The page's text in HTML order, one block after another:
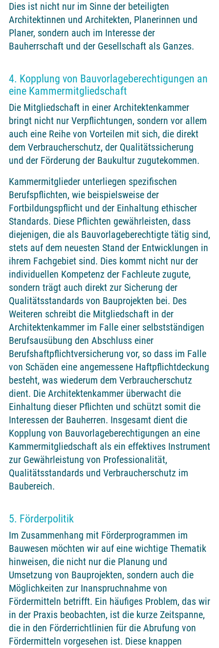
Dies ist nicht nur im Sinne der beteiligten
Architektinnen und Architekten, Planerinnen und
Planer, sondern auch im Interesse der
Bauherrschaft und der Gesellschaft als Ganzes.
4. Kopplung von Bauvorlageberechtigungen an
eine Kammermitgliedschaft
Die Mitgliedschaft in einer Architektenkammer
bringt nicht nur Verpflichtungen, sondern vor allem
auch eine Reihe von Vorteilen mit sich, die direkt
dem Verbraucherschutz, der Qualitätssicherung
und der Förderung der Baukultur zugutekommen.
Kammermitglieder unterliegen spezifischen
Berufspflichten, wie beispielsweise der
Fortbildungspflicht und der Einhaltung ethischer
Standards. Diese Pflichten gewährleisten, dass
diejenigen, die als Bauvorlageberechtigte tätig sind,
stets auf dem neuesten Stand der Entwicklungen in
ihrem Fachgebiet sind. Dies kommt nicht nur der
individuellen Kompetenz der Fachleute zugute,
sondern trägt auch direkt zur Sicherung der
Qualitätsstandards von Bauprojekten bei. Des
Weiteren schreibt die Mitgliedschaft in der
Architektenkammer im Falle einer selbstständigen
Berufsausübung den Abschluss einer
Berufshaftpflichtversicherung vor, so dass im Falle
von Schäden eine angemessene Haftpflichtdeckung
besteht, was wiederum dem Verbraucherschutz
dient. Die Architektenkammer überwacht die
Einhaltung dieser Pflichten und schützt somit die
Interessen der Bauherren. Insgesamt dient die
Kopplung von Bauvorlageberechtigungen an eine
Kammermitgliedschaft als ein effektives Instrument
zur Gewährleistung von Professionalität,
Qualitätsstandards und Verbraucherschutz im
Baubereich.
5. Förderpolitik
Im Zusammenhang mit Förderprogrammen im
Bauwesen möchten wir auf eine wichtige Thematik
hinweisen, die nicht nur die Planung und
Umsetzung von Bauprojekten, sondern auch die
Möglichkeiten zur Inanspruchnahme von
Fördermitteln betrifft. Ein häufiges Problem, das wir
in der Praxis beobachten, ist die kurze Zeitspanne,
die in den Förderrichtlinien für die Abrufung von
Fördermitteln vorgesehen ist. Diese knappen